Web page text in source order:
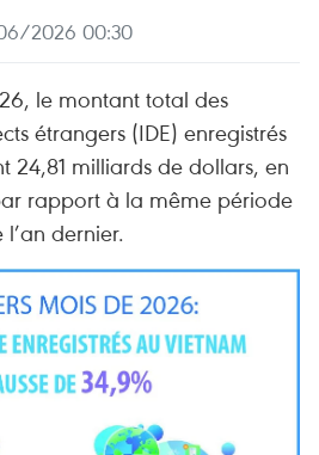
2026 00:30
le montant total des
étrangers (IDE) enregistrés
24,81 milliards de dollars, en
rapport à la même période
l’an dernier.